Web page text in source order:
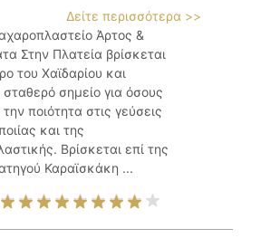
Δείτε περισσότερα >>
Άρτος &
Στην Πλατεία βρίσκεται
του Χαϊδαρίου και
σταθερό σημείο για όσους
ποιότητα στις γεύσεις
και της
Βρίσκεται επί της
Καραϊσκάκη ...